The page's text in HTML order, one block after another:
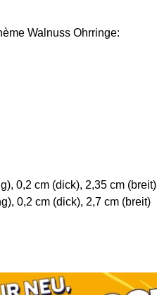
Walnuss Ohrringe:
0,2 cm (dick), 2,35 cm (breit)
0,2 cm (dick), 2,7 cm (breit)